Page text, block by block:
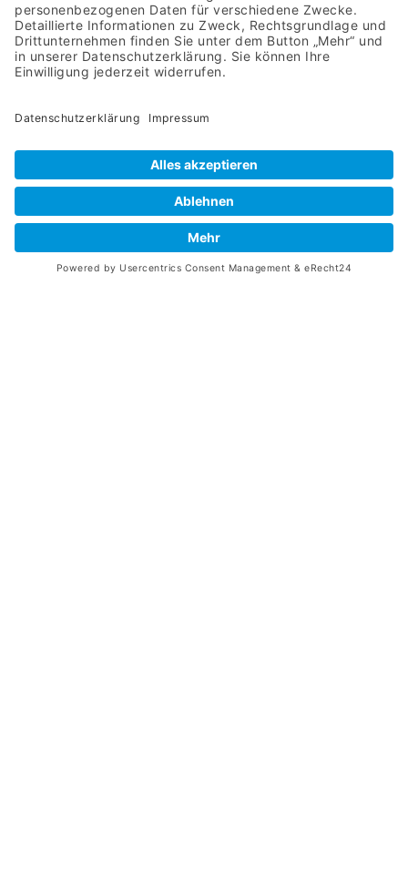
Entwicklung
In Oberhausen kombinieren wir spezialisierte
Pflegeleistungen mit einer modernen und
innovativen Betreuungskultur. Unser Ziel ist es,
emotionalen Bedürfnisse unserer Patienten zu
Mitarbeitenden ein Umfeld, das Wachstum,
Respekt und Zusammenarbeit fördert.
Entdecken Sie, wie Medical 4 You in Oberhausen
die Lebensqualität unserer Patienten und die
beruflichen Perspektiven unserer Mitarbeitenden
gleichermaßen stärkt. Wir freuen uns darauf, Sie
Kontaktformular